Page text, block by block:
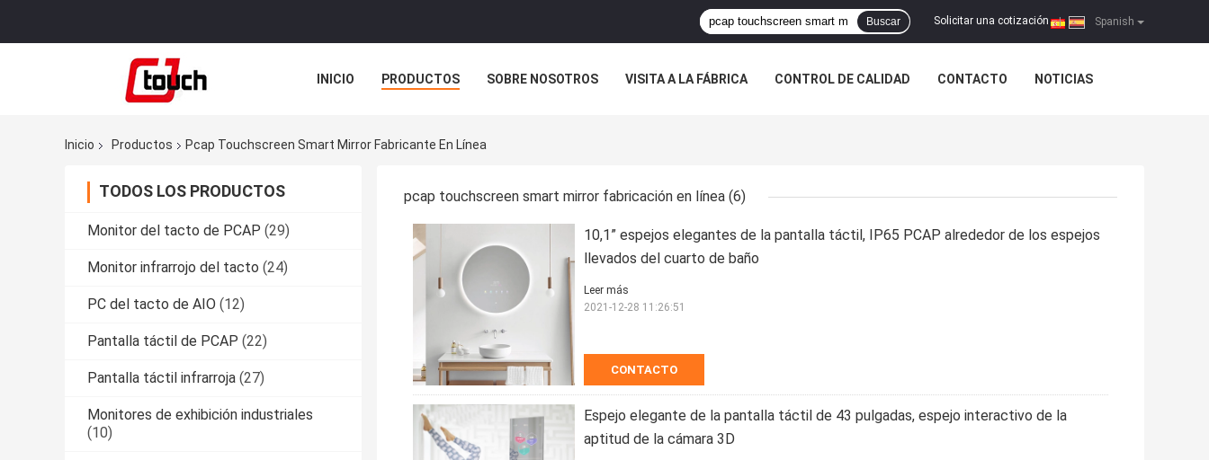
Spanish
Solicitar una cotización |
Buscar
INICIO PRODUCTOS SOBRE NOSOTROS VISITA A LA FÁBRICA CONTROL DE CALIDAD CONTACTO NOTICIAS
Inicio
Productos Pcap Touchscreen Smart Mirror Fabricante En Línea
TODOS LOS PRODUCTOS
Monitor del tacto de PCAP (29)
Monitor infrarrojo del tacto (24)
PC del tacto de AIO (12)
Pantalla táctil de PCAP (22)
Pantalla táctil infrarroja (27)
Monitores de exhibición industriales
(10)
pcap touchscreen smart mirror fabricación en línea (6)
10,1” espejos elegantes de la pantalla táctil, IP65 PCAP alrededor de los espejos
llevados del cuarto de baño
CONTACTO
Leer más
2021-12-28 11:26:51
Espejo elegante de la pantalla táctil de 43 pulgadas, espejo interactivo de la
aptitud de la cámara 3D